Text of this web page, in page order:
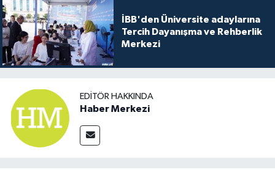
İBB'den Üniversite adaylarına
Tercih Dayanışma ve Rehberlik
Merkezi
EDITÖR HAKKINDA
Haber Merkezi